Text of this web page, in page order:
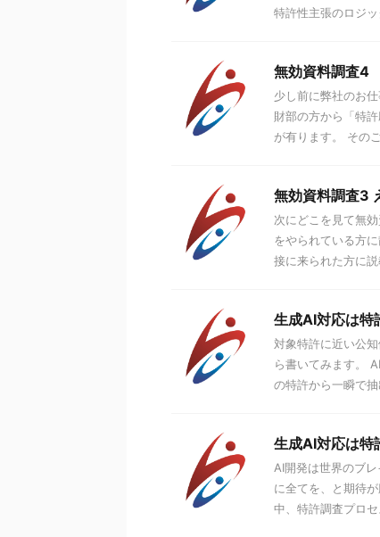
特許性主張のロジ
無効資料調査4
少し前に弊社のお
財部の方から「特
が有ります。 その
無効資料調査3
次にどこを見て無
をやられている方
接に来られた方に
生成AI対応は特
対象特許に近い公
ら書いてみます。
の特許から一瞬で
生成AI対応は特
AI開発は世界のブ
に全てを、と期待
中、特許調査プロ